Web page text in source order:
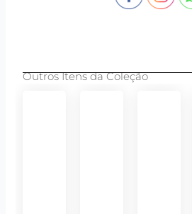
Outros Itens da Coleção